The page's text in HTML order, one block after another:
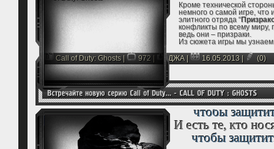
Кроме технической
немного о самой игре, что
элитного отряда “
конфликты по всему миру,
ведь они – призраки.
Из сюжета игры мы узнаем
изначально, затронув его
Ghosts
Call of Duty: Ghosts| 972 | ДЖА| 16.05.2013 | (0)
Есть те, кто
чтобы
И есть те, кто
чтобы